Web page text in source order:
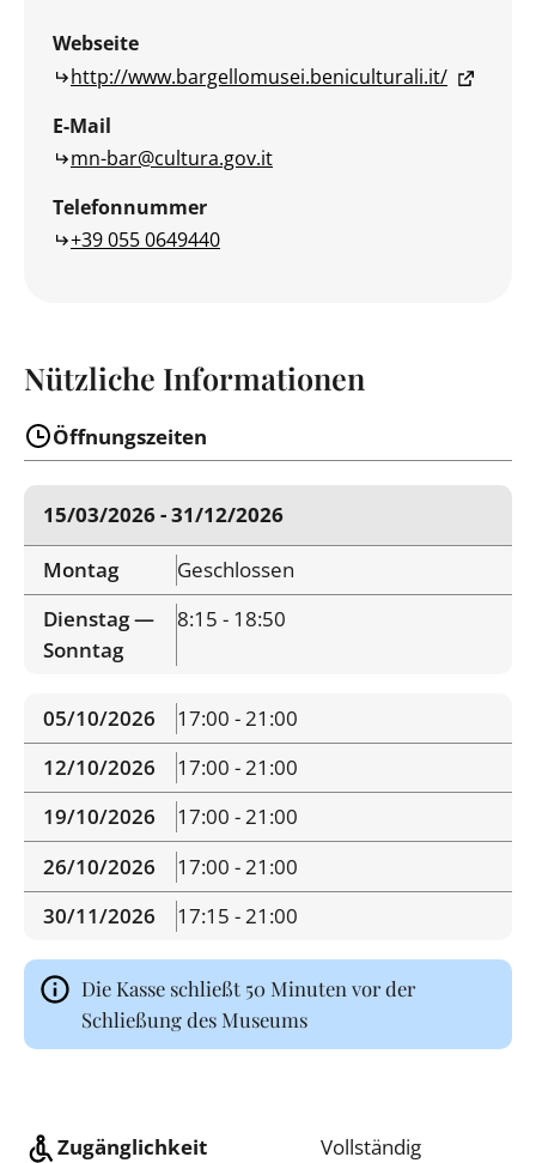
Webseite
http://www.bargellomusei.beniculturali.it/
E-Mail
mn-bar@cultura.gov.it
Telefonnummer
+39 055 0649440
Nützliche Informationen
Öffnungszeiten
15/03/2026 - 31/12/2026
Montag
Geschlossen
Dienstag —
Sonntag
8:15 - 18:50
05/10/2026
17:00 - 21:00
12/10/2026
17:00 - 21:00
19/10/2026
17:00 - 21:00
26/10/2026
17:00 - 21:00
30/11/2026
17:15 - 21:00
Die Kasse schließt 50 Minuten vor der
Schließung des Museums
Zugänglichkeit Vollständig